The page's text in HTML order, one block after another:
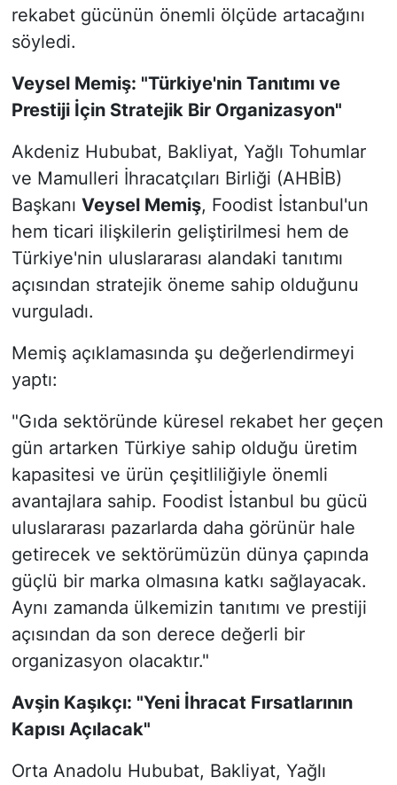
rekabet gücünün önemli ölçüde artacağını
söyledi.
Veysel Memiş: "Türkiye'nin Tanıtımı ve
Prestiji İçin Stratejik Bir Organizasyon"
Akdeniz Hububat, Bakliyat, Yağlı Tohumlar
ve Mamulleri İhracatçıları Birliği (AHBİB)
Başkanı Veysel Memiş, Foodist İstanbul'un
hem ticari ilişkilerin geliştirilmesi hem de
Türkiye'nin uluslararası alandaki tanıtımı
açısından stratejik öneme sahip olduğunu
vurguladı.
Memiş açıklamasında şu değerlendirmeyi
yaptı:
"Gıda sektöründe küresel rekabet her geçen
gün artarken Türkiye sahip olduğu üretim
kapasitesi ve ürün çeşitliliğiyle önemli
avantajlara sahip. Foodist İstanbul bu gücü
uluslararası pazarlarda daha görünür hale
getirecek ve sektörümüzün dünya çapında
güçlü bir marka olmasına katkı sağlayacak.
Aynı zamanda ülkemizin tanıtımı ve prestiji
açısından da son derece değerli bir
organizasyon olacaktır."
Avşin Kaşıkçı: "Yeni İhracat Fırsatlarının
Kapısı Açılacak"
Orta Anadolu Hububat, Bakliyat, Yağlı